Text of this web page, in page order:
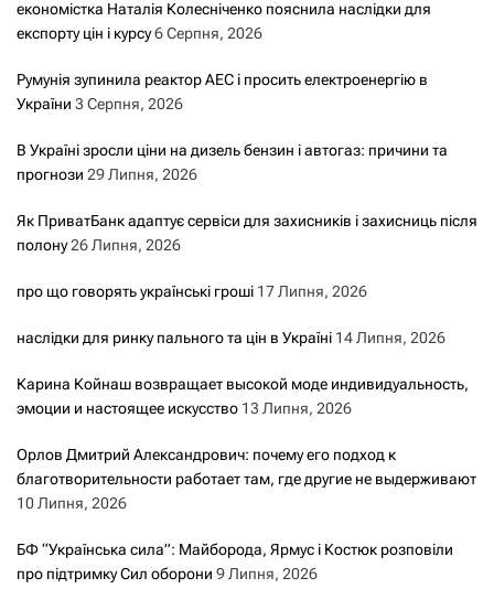
економістка Наталія Колесніченко пояснила наслідки для
експорту цін і курсу6 Серпня, 2026
Румунія зупинила реактор АЕС і просить електроенергію в
України 3 Серпня, 2026
В Україні зросли ціни на дизель бензин і автогаз: причини та
прогнози 29 Липня, 2026
Як ПриватБанк адаптує сервіси для захисників і захисниць після
полону26 Липня, 2026
про що говорять українські гроші 17 Липня, 2026
наслідки для ринку пального та цін в Україні 14 Липня, 2026
Карина Койнаш возвращает высокой моде индивидуальность,
эмоции и настоящее искусство 13 Липня, 2026
Орлов Дмитрий Александрович: почему его подход к
благотворительности работает там, где другие не выдерживают
10 Липня, 2026
БФ “Українська сила”: Майборода, Ярмус і Костюк розповіли
про підтримку Сил оборони 9 Липня, 2026